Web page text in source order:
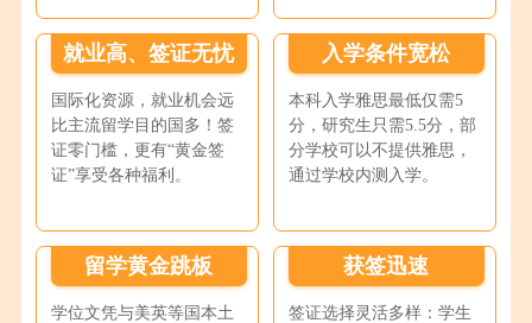
就业高、签证无忧
国际化资源，就业机会远
比主流留学目的国多！签
证零门槛，更有“黄金签
证”享受各种福利。
入学条件宽松
本科入学雅思最低仅需5
分，研究生只需5.5分，部
分学校可以不提供雅思，
通过学校内测入学。
留学黄金跳板
学位文凭与美英等国本土
获签迅速
签证选择灵活多样：学生